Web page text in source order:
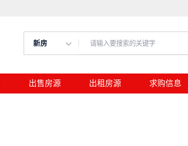
新房
出售房源 出租房源 求购信息